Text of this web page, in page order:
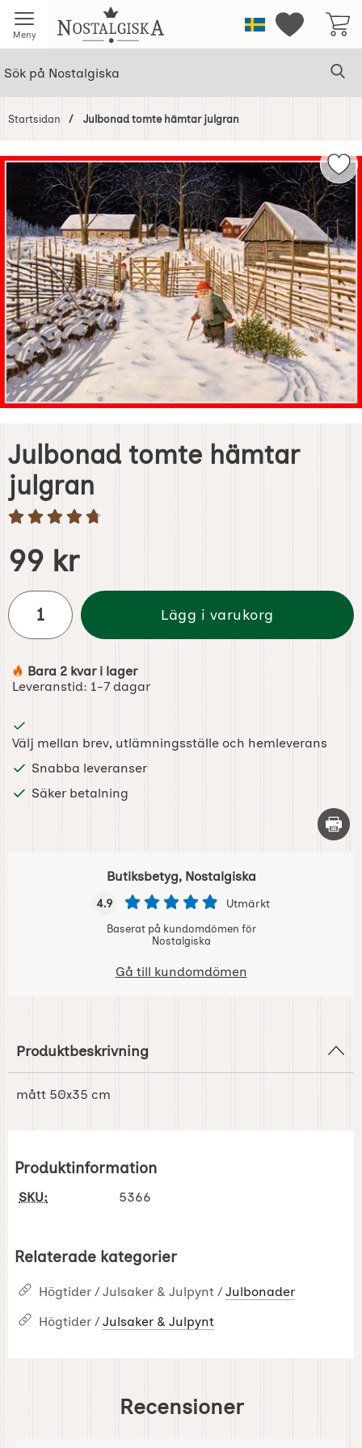
Meny Startsidan för NostalgiskaSverigeMina
Startsidan Julbonad tomte hämtar julgran
över
Julbonad tomte hämtar
julgran
Handla denna produkt Julbonad tomte hämtar julgran
pris
99 kr
antal
Lägg i varukorg
Tillgänglighet:
Bara 2 kvar i lager
Leveranstid: 1-7 dagar
Välj mellan brev, utlämningsställe och hemleverans
Snabba leveranser
Säker betalning
Skriv
Butiksbetyg, Nostalgiska
4.9 Utmärkt
Baserat på kundomdömen för
Nostalgiska
Gå till kundomdömen
Produktbeskrivning
mått 50x35 cm
Produktinformation
SKU: 5366
Relaterade kategorier
Högtider / Julsaker & Julpynt / Julbonader
Högtider / Julsaker & Julpynt
Recensioner